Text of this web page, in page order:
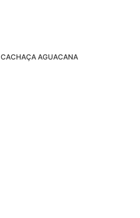
CACHAÇA AGUACANA